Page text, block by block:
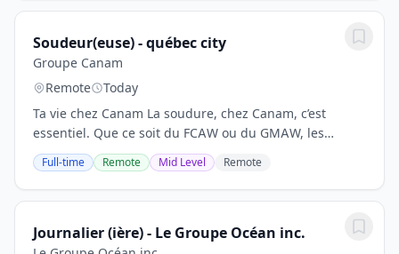
Soudeur(euse) - québec city
Groupe Canam
Remote
Today
Ta vie chez Canam La soudure, chez Canam, c’est
essentiel. Que ce soit du FCAW ou du GMAW, les
procédés de soudage donnent vie à nos structures
métalliques et ton expertise est gage de qualité à...
Full-time Remote Mid Level Remote
Journalier (ière) - Le Groupe Océan inc.